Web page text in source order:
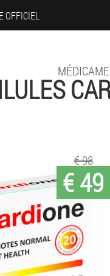
OFFICIEL
€ 49
€ 98